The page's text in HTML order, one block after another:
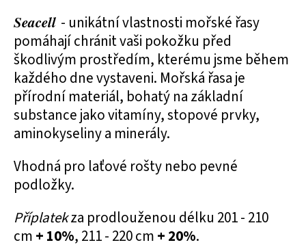
Seacell - unikátní vlastnosti mořské řasy
pomáhají chránit vaši pokožku před
škodlivým prostředím, kterému jsme během
každého dne vystaveni. Mořská řasa je
přírodní materiál, bohatý na základní
substance jako vitamíny, stopové prvky,
aminokyseliny a minerály.
Vhodná pro laťové rošty nebo pevné
podložky.
Příplatekza prodlouženou délku 201 - 210
cm + 10%, 211 - 220 cm + 20%.